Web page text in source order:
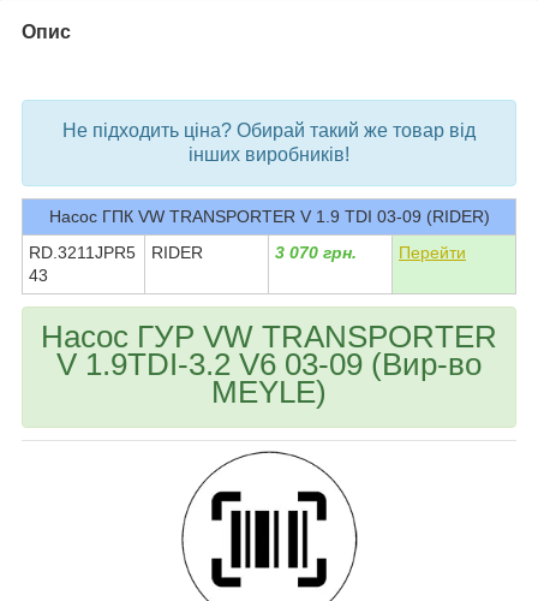
Опис
Не підходить ціна? Обирай такий же товар від
інших виробників!
Насос ГПК VW TRANSPORTER V 1.9 TDI 03-09 (RIDER)
RD.3211JPR5
43
RIDER 3 070 грн. Перейти
Насос ГУР VW TRANSPORTER
V 1.9TDI-3.2 V6 03-09 (Вир-во
MEYLE)